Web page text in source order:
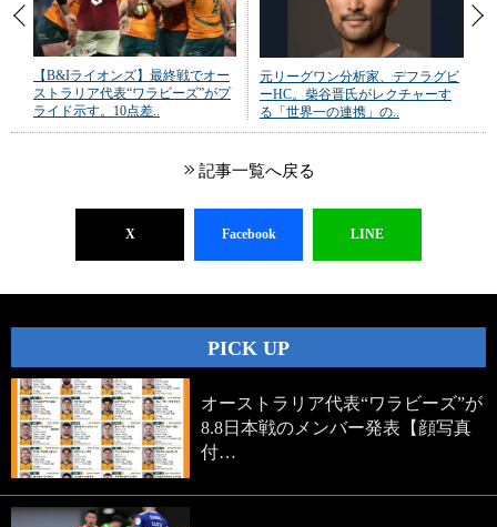
【B&Iライオンズ】最終戦でオー
ストラリア代表“ワラビーズ”がプ
ライド示す。10点差..
元リーグワン分析家、デフラグビ
ーHC。柴谷晋氏がレクチャーす
る「世界一の連携」の..
記事一覧へ戻る
X Facebook LINE
PICK UP
オーストラリア代表“ワラビーズ”が
8.8日本戦のメンバー発表【顔写真
付…